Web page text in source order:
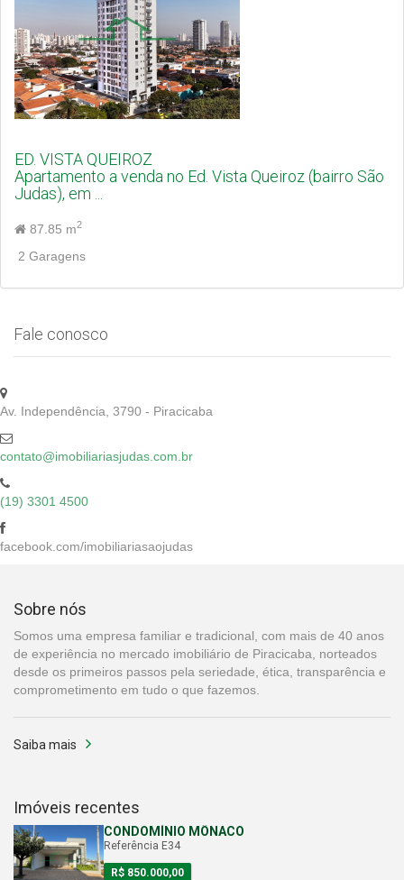
ED. VISTA QUEIROZ
Apartamento a venda no Ed. Vista Queiroz (bairro São
Judas), em ...
87.85 m2
2 Garagens
Fale conosco
Av. Independência, 3790 - Piracicaba
contato@imobiliariasjudas.com.br
(19) 3301 4500
facebook.com/imobiliariasaojudas
Sobre nós
Somos uma empresa familiar e tradicional, com mais de 40 anos
de experiência no mercado imobiliário de Piracicaba, norteados
desde os primeiros passos pela seriedade, ética, transparência e
comprometimento em tudo o que fazemos.
Saiba mais
Imóveis recentes
CONDOMÍNIO MÔNACO
Referência E34
R$ 850.000,00